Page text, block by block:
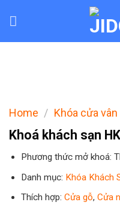
Home / Khóa cửa vân
Khoá khách sạn
Phương thức mở khoá:
Danh mục: Khóa Khách
Thích hợp: Cửa gỗ, Cửa